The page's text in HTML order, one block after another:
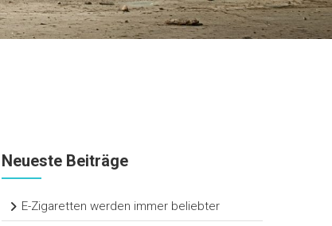
Neueste Beiträge
E-Zigaretten werden immer beliebter